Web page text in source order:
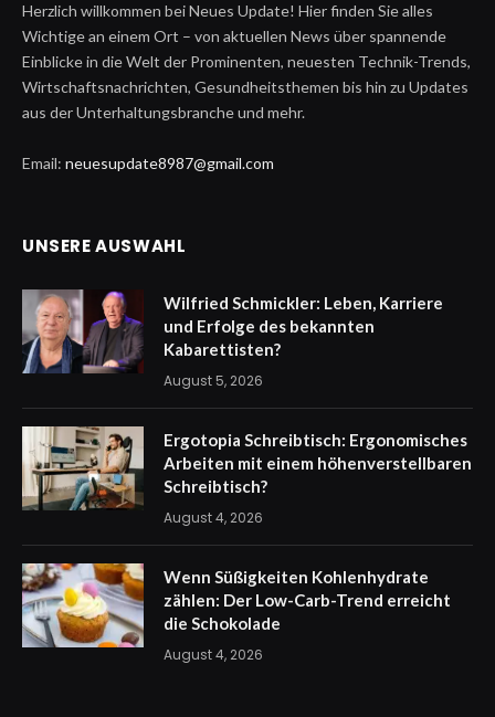
Herzlich willkommen bei Neues Update! Hier finden Sie alles
Wichtige an einem Ort – von aktuellen News über spannende
Einblicke in die Welt der Prominenten, neuesten Technik-Trends,
Wirtschaftsnachrichten, Gesundheitsthemen bis hin zu Updates
aus der Unterhaltungsbranche und mehr.
Email: neuesupdate8987@gmail.com
UNSERE AUSWAHL
Wilfried Schmickler: Leben, Karriere
und Erfolge des bekannten
Kabarettisten?
August 5, 2026
Ergotopia Schreibtisch: Ergonomisches
Arbeiten mit einem höhenverstellbaren
Schreibtisch?
August 4, 2026
Wenn Süßigkeiten Kohlenhydrate
zählen: Der Low-Carb-Trend erreicht
die Schokolade
August 4, 2026